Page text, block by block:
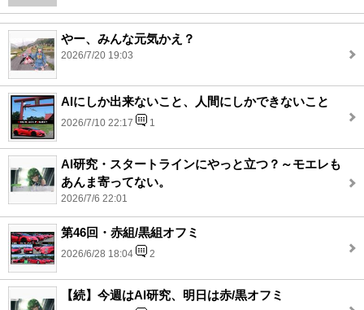
やー、みんな元気かえ？
2026/7/20 19:03
AIにしか出来ないこと、人間にしかできないこと
2026/7/10 22:17 1
AI研究・スタートラインにやっと立つ？～モエレも
あんま寄ってない。
2026/7/6 22:01
第46回・赤組/黒組オフミ
2026/6/28 18:04 2
【続】今週はAI研究、明日は赤/黒オフミ